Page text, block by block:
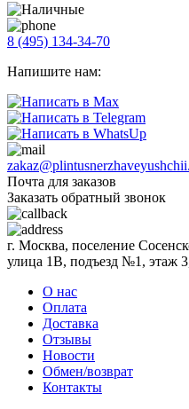
8 (495) 134-34-70
Напишите нам:
Почта для заказов
Заказать обратный звонок
г. Москва, поселение
улица 1В, подъезд №1, этаж
О нас
Оплата
Доставка
Отзывы
Новости
Обмен/возврат
Контакты